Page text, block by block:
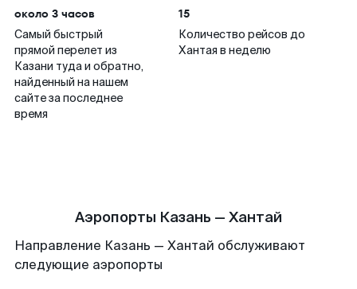
около 3 часов
Самый быстрый
прямой перелет из
Казани туда и обратно,
найденный на нашем
сайте за последнее
время
15
Количество рейсов до
Хантая в неделю
Аэропорты Казань — Хантай
Направление Казань — Хантай обслуживают
следующие аэропорты